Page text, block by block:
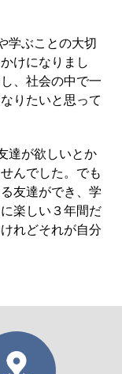
学ぶことの大切
けになりまし
、社会の中で一
りたいと思って
達が欲しいとか
んでした。でも
友達ができ、学
楽しい３年間だ
れどそれが自分